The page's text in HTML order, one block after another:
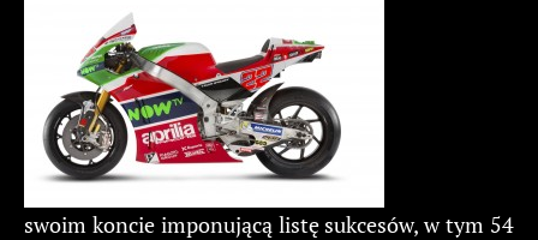
swoim koncie imponującą listę sukcesów, w tym 54